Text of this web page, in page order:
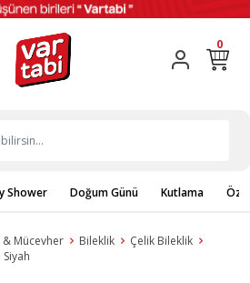
0
Shower Doğum Günü Kutlama
& Mücevher Bileklik
Çelik Bileklik